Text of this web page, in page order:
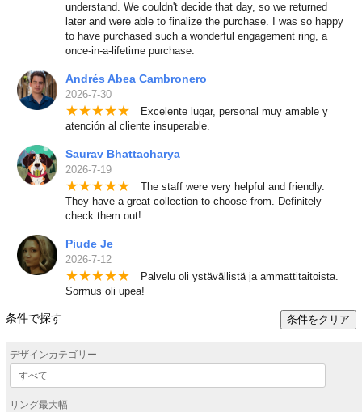
understand. We couldn't decide that day, so we returned
later and were able to finalize the purchase. I was so happy
to have purchased such a wonderful engagement ring, a
once-in-a-lifetime purchase.
Andrés Abea Cambronero
2026-7-30
★★★★★ Excelente lugar, personal muy amable y
atención al cliente insuperable.
Saurav Bhattacharya
2026-7-19
★★★★★ The staff were very helpful and friendly.
They have a great collection to choose from. Definitely
check them out!
Piude Je
2026-7-12
★★★★★ Palvelu oli ystävällistä ja ammattitaitoista.
Sormus oli upea!
条件で探す 条件をクリア
デザインカテゴリー
リング最大幅